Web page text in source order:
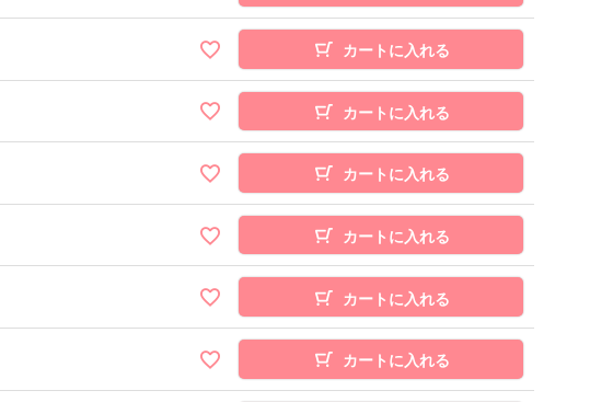
カートに入れる
カートに入れる
カートに入れる
カートに入れる
カートに入れる
カートに入れる